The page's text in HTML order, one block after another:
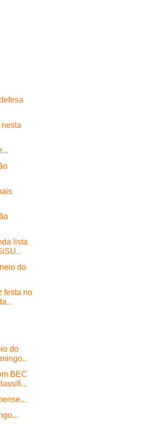
lista
do
festa no
do
BEC